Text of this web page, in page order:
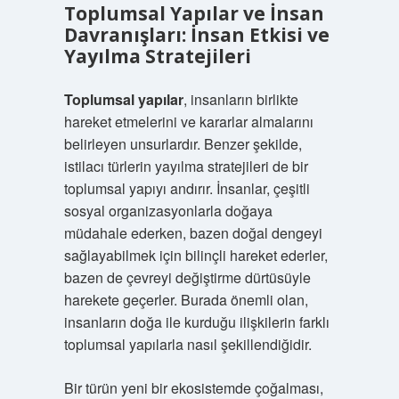
Toplumsal Yapılar ve İnsan
Davranışları: İnsan Etkisi ve
Yayılma Stratejileri
Toplumsal yapılar, insanların birlikte
hareket etmelerini ve kararlar almalarını
belirleyen unsurlardır. Benzer şekilde,
istilacı türlerin yayılma stratejileri de bir
toplumsal yapıyı andırır. İnsanlar, çeşitli
sosyal organizasyonlarla doğaya
müdahale ederken, bazen doğal dengeyi
sağlayabilmek için bilinçli hareket ederler,
bazen de çevreyi değiştirme dürtüsüyle
harekete geçerler. Burada önemli olan,
insanların doğa ile kurduğu ilişkilerin farklı
toplumsal yapılarla nasıl şekillendiğidir.
Bir türün yeni bir ekosistemde çoğalması,